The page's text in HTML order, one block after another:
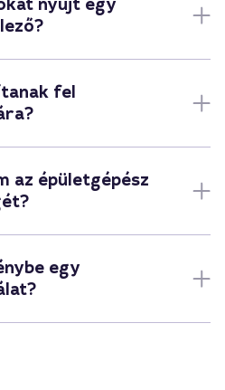
nyújt egy
fel
az épületgépész
egy